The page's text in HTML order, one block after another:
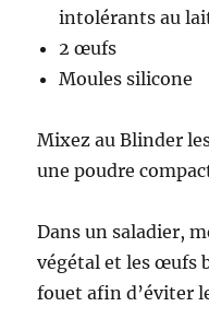
intolérants au
2 œufs
Moules silicone
Mixez au Blinder
une poudre
Dans un saladier,
végétal et les œufs
fouet afin d’éviter